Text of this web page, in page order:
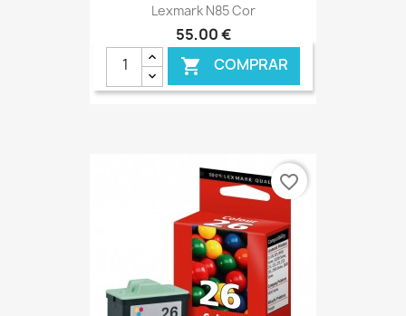
Lexmark N85 Cor
55,00 €
 COMPRAR
favorite_border